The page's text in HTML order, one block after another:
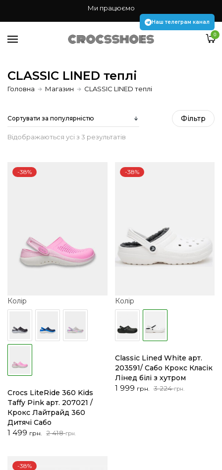
Ми працюємо
Наш телеграм канал
0
Чоловікам
Дітям
CLASSIC LINED теплі
Головна Магазин CLASSIC LINED теплі
Фiльтр
Відображаються усі з 3 результатів
popularity
Колір
-38%
Crocs LiteRide 360 Kids
Taffy Pink арт. 207021 /
Крокс Лайтрайд 360
Дитячі Сабо
2 418грн.
Оригінальна
418 грн..
1 499 грн.
Поточна
499 грн..
Колір
-38%
Classic Lined White арт.
203591/ Сабо Крокс Класік
Лінед білі з хутром
3 224грн.
Оригінальна
1 999 грн.
Поточна
-38%